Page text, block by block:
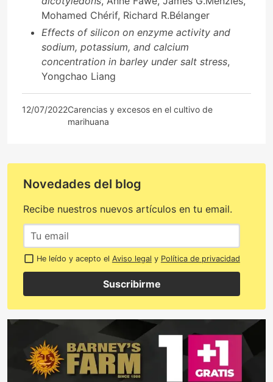
Mohamed Chérif, Richard R.Bélanger
Effects of silicon on enzyme activity and
sodium, potassium, and calcium
concentration in barley under salt stress,
Yongchao Liang
12/07/2022Carencias y excesos en el cultivo de
marihuana
Novedades del blog
Recibe nuestros nuevos artículos en tu email.
He leído y acepto el Aviso legal y Política de privacidad
Suscribirme